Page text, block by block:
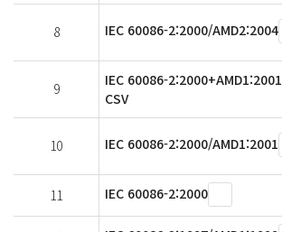
8 IEC 60086-2:2000/AMD2:2004
9
IEC 60086-2:2000+AMD1:2001
CSV
10 IEC 60086-2:2000/AMD1:2001
11 IEC 60086-2:2000